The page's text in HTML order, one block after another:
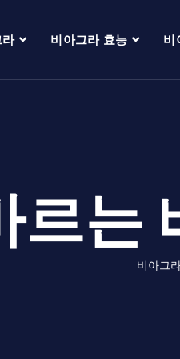
비아그라 효능 비
르는
비아그